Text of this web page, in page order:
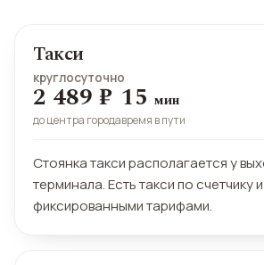
Такси
круглосуточно
2 489 ₽
до центра города
15 мин
время в пути
Стоянка такси располагается у
терминала. Есть такси по счетчику
фиксированными тарифами.